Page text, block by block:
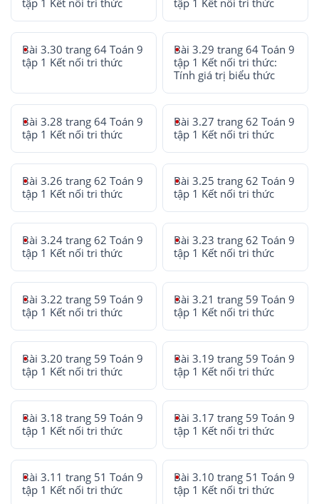
tập 1 Kết nối tri thức tập 1 Kết nối tri thức
Bài 3.30 trang 64 Toán 9
tập 1 Kết nối tri thức
Bài 3.29 trang 64 Toán 9
tập 1 Kết nối tri thức:
Tính giá trị biểu thức
Bài 3.28 trang 64 Toán 9
tập 1 Kết nối tri thức
Bài 3.27 trang 62 Toán 9
tập 1 Kết nối tri thức
Bài 3.26 trang 62 Toán 9
tập 1 Kết nối tri thức
Bài 3.25 trang 62 Toán 9
tập 1 Kết nối tri thức
Bài 3.24 trang 62 Toán 9
tập 1 Kết nối tri thức
Bài 3.23 trang 62 Toán 9
tập 1 Kết nối tri thức
Bài 3.22 trang 59 Toán 9
tập 1 Kết nối tri thức
Bài 3.21 trang 59 Toán 9
tập 1 Kết nối tri thức
Bài 3.20 trang 59 Toán 9
tập 1 Kết nối tri thức
Bài 3.19 trang 59 Toán 9
tập 1 Kết nối tri thức
Bài 3.18 trang 59 Toán 9
tập 1 Kết nối tri thức
Bài 3.17 trang 59 Toán 9
tập 1 Kết nối tri thức
Bài 3.11 trang 51 Toán 9
tập 1 Kết nối tri thức
Bài 3.10 trang 51 Toán 9
tập 1 Kết nối tri thức